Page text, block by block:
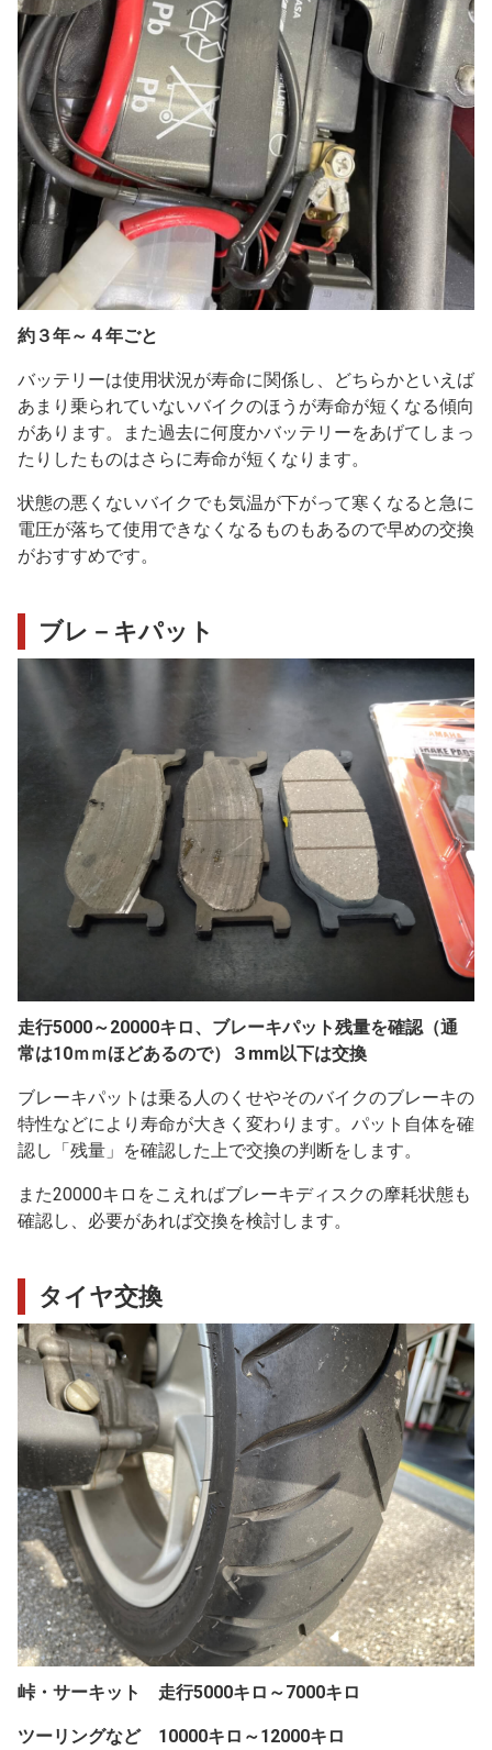
約３年～４年ごと
バッテリーは使用状況が寿命に関係し、どちらかといえば
あまり乗られていないバイクのほうが寿命が短くなる傾向
があります。また過去に何度かバッテリーをあげてしまっ
たりしたものはさらに寿命が短くなります。
状態の悪くないバイクでも気温が下がって寒くなると急に
電圧が落ちて使用できなくなるものもあるので早めの交換
がおすすめです。
ブレ－キパット
走行5000～20000キロ、ブレーキパット残量を確認（通
常は10ｍｍほどあるので）３mm以下は交換
ブレーキパットは乗る人のくせやそのバイクのブレーキの
特性などにより寿命が大きく変わります。パット自体を確
認し「残量」を確認した上で交換の判断をします。
また20000キロをこえればブレーキディスクの摩耗状態も
確認し、必要があれば交換を検討します。
タイヤ交換
峠・サーキット 走行5000キロ～7000キロ
ツーリングなど 10000キロ～12000キロ